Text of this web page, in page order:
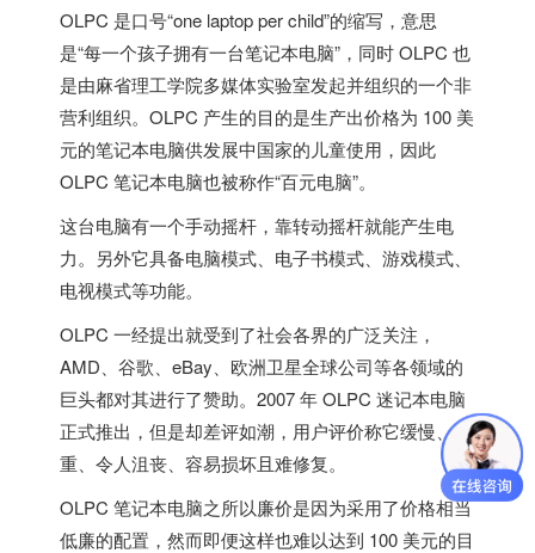
OLPC 是口号“one laptop per child”的缩写，意思
是“每一个孩子拥有一台笔记本电脑”，同时 OLPC 也
是由麻省理工学院多媒体实验室发起并组织的一个非
营利组织。OLPC 产生的目的是生产出价格为 100 美
元的笔记本电脑供发展中国家的儿童使用，因此
OLPC 笔记本电脑也被称作“百元电脑”。
这台电脑有一个手动摇杆，靠转动摇杆就能产生电
力。另外它具备电脑模式、电子书模式、游戏模式、
电视模式等功能。
OLPC 一经提出就受到了社会各界的广泛关注，
AMD、谷歌、eBay、欧洲卫星全球公司等各领域的
巨头都对其进行了赞助。2007 年 OLPC 迷记本电脑
正式推出，但是却差评如潮，用户评价称它缓慢、笨
重、令人沮丧、容易损坏且难修复。
OLPC 笔记本电脑之所以廉价是因为采用了价格相当
低廉的配置，然而即便这样也难以达到 100 美元的目